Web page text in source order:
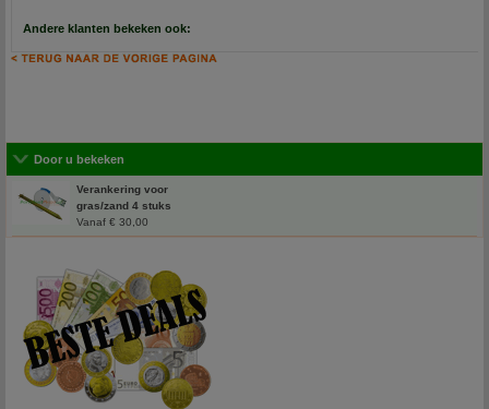
Andere klanten bekeken ook:
Door u bekeken
Verankering voor
gras/zand 4 stuks
Vanaf € 30,00